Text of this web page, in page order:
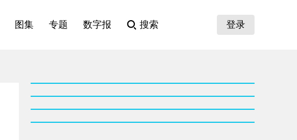
图集 专题 数字报 搜索 登录